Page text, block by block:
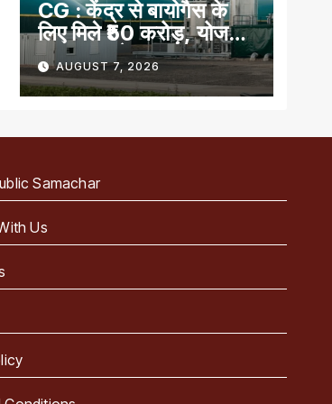
CG : केंद्र से बायोगैस के
लिए मिले ₹50 करोड़, योजना
का लाभ पाने वाला देश का
पहला राज्य
AUGUST 7, 2026
Samachar
Us